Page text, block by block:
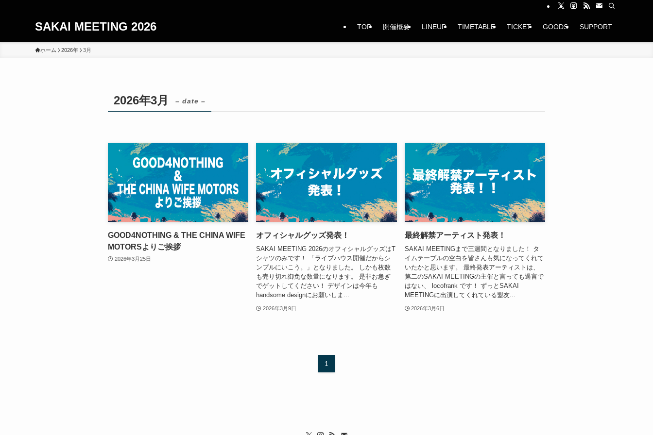
SAKAI MEETING 2026 TOP 開催概要 LINEUP TIMETABLE TICKET GOODS SUPPORT
ホーム 2026年 3月
2026年3月 – date –
GOOD4NOTHING & THE CHINA WIFE
MOTORSよりご挨拶
2026年3月25日
オフィシャルグッズ発表！
SAKAI MEETING 2026のオフィシャルグッズはT
シャツのみです！ 「ライブハウス開催だからシ
ンプルにいこう。」となりました。 しかも枚数
も売り切れ御免な数量になります。 是非お急ぎ
でゲットしてください！ デザインは今年も
handsome designにお願いしま...
2026年3月9日
最終解禁アーティスト発表！
SAKAI MEETINGまで三週間となりました！ タ
イムテーブルの空白を皆さんも気になってくれて
いたかと思います。 最終発表アーティストは、
第二のSAKAI MEETINGの主催と言っても過言で
はない、 locofrank です！ ずっとSAKAI
MEETINGに出演してくれている盟友...
2026年3月6日
1